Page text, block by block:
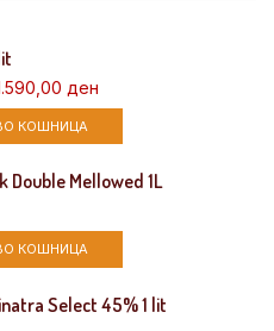
ден
КОШНИЦА
Double Mellowed 1L
КОШНИЦА
Select 45% 1 lit